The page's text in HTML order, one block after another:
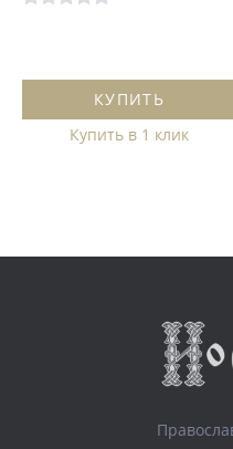
КУПИТЬ
Купить в 1 клик